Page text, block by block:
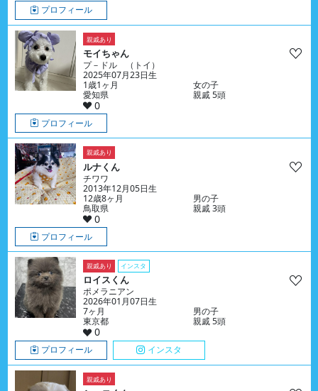
プロフィール
親戚あり
モイちゃん
プ－ドル （トイ）
2025年07月23日生
1歳1ヶ月
女の子
愛知県
親戚 5頭
0
プロフィール
親戚あり
ルナくん
チワワ
2013年12月05日生
12歳8ヶ月
男の子
鳥取県
親戚 3頭
0
プロフィール
親戚あり インスタ
ロイスくん
ポメラニアン
2026年01月07日生
7ヶ月
男の子
東京都
親戚 5頭
0
プロフィール インスタ
親戚あり